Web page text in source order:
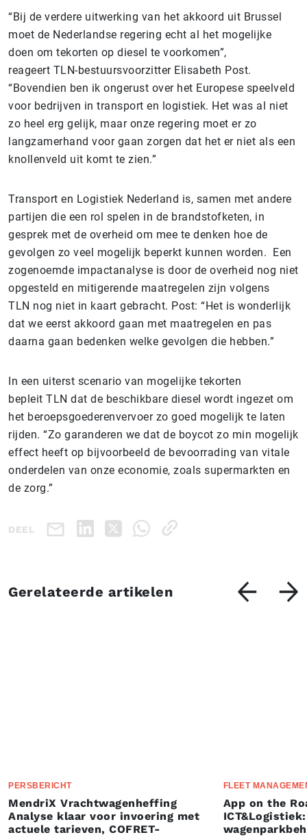
“Bij de verdere uitwerking van het akkoord uit Brussel
moet de Nederlandse regering echt al het mogelijke
doen om tekorten op diesel te voorkomen”,
reageert TLN-bestuursvoorzitter Elisabeth Post.
“Bovendien ben ik ongerust over het Europese speelveld
voor bedrijven in transport en logistiek. Het was al niet
zo heel erg gelijk, maar onze regering moet er zo
langzamerhand voor gaan zorgen dat het er niet als een
knollenveld uit komt te zien.”
Transport en Logistiek Nederland is, samen met andere
partijen die een rol spelen in de brandstofketen, in
gesprek met de overheid om mee te denken hoe de
gevolgen zo veel mogelijk beperkt kunnen worden. Een
zogenoemde impactanalyse is door de overheid nog niet
opgesteld en mitigerende maatregelen zijn volgens
TLN nog niet in kaart gebracht. Post: “Het is wonderlijk
dat we eerst akkoord gaan met maatregelen en pas
daarna gaan bedenken welke gevolgen die hebben.”
In een uiterst scenario van mogelijke tekorten
bepleit TLN dat de beschikbare diesel wordt ingezet om
het beroepsgoederenvervoer zo goed mogelijk te laten
rijden. “Zo garanderen we dat de boycot zo min mogelijk
effect heeft op bijvoorbeeld de bevoorrading van vitale
onderdelen van onze economie, zoals supermarkten en
de zorg.”
DEEL
Gerelateerde artikelen
PERSBERICHT
MendriX Vrachtwagenheffing
Analyse klaar voor invoering met
actuele tarieven, COFRET-
FLEET
App on the